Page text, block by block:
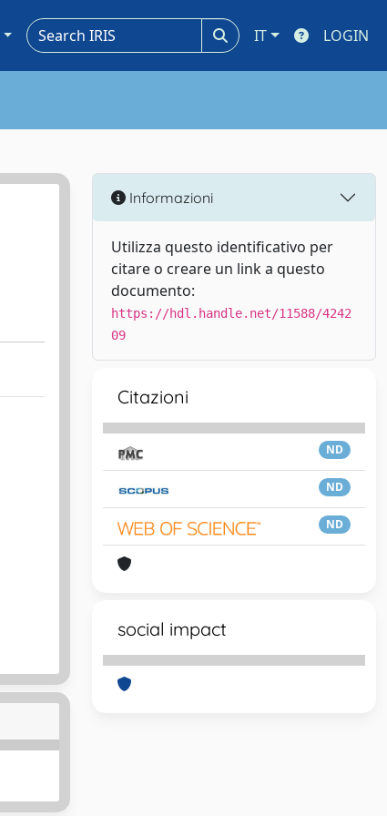
IT LOGIN
Informazioni
Utilizza questo identificativo per
citare o creare un link a questo
documento:
https://hdl.handle.net/11588/4242
09
Citazioni
ND
ND
ND
social impact